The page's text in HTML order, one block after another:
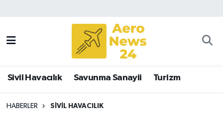
Sivil Havacılık Savunma Sanayii Turizm
HABERLER SIVIL HAVACILIK